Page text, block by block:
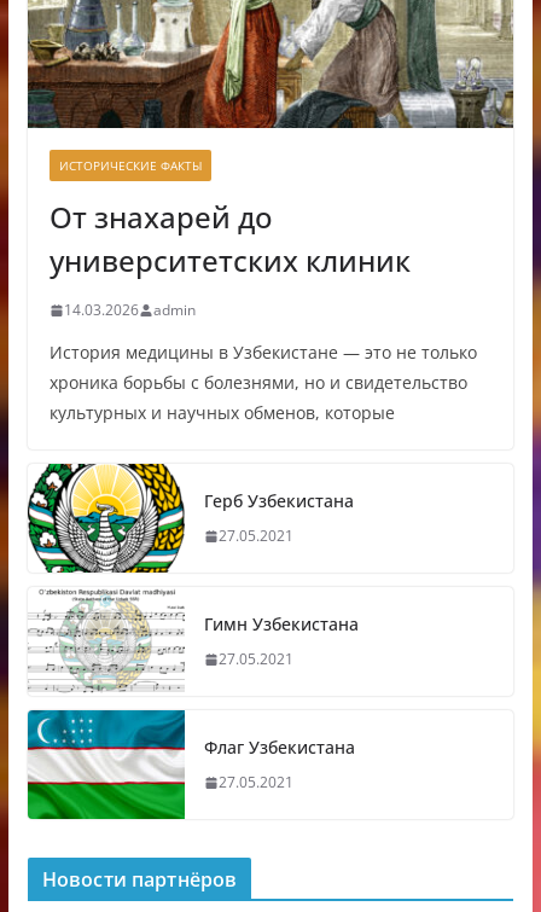
ИСТОРИЧЕСКИЕ ФАКТЫ
От знахарей до
университетских клиник
14.03.2026 admin
История медицины в Узбекистане — это не только
хроника борьбы с болезнями, но и свидетельство
культурных и научных обменов, которые
Герб Узбекистана
27.05.2021
Гимн Узбекистана
27.05.2021
Флаг Узбекистана
27.05.2021
Новости партнёров